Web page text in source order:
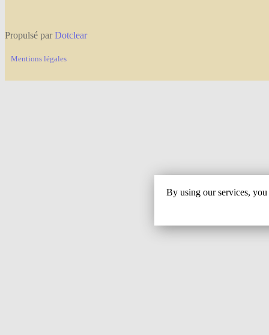
Propulsé parDotclear
Mentions légales
By using our services,